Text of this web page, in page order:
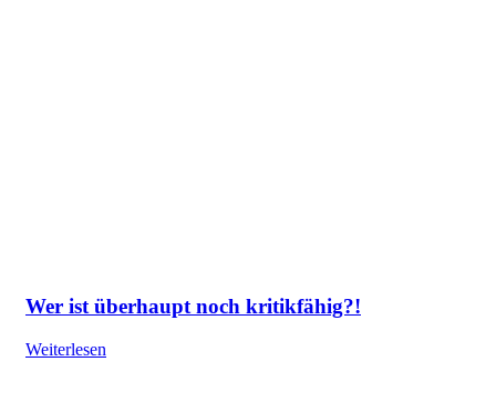
Wer ist überhaupt noch kritikfähig?!
Weiterlesen